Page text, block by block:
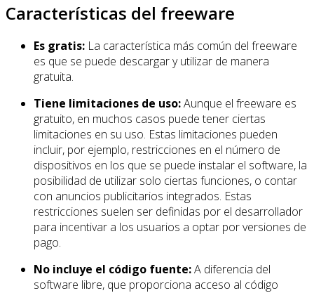
Características del freeware
Es gratis: La característica más común del freeware
es que se puede descargar y utilizar de manera
gratuita.
Tiene limitaciones de uso:Aunque el freeware es
gratuito, en muchos casos puede tener ciertas
limitaciones en su uso. Estas limitaciones pueden
incluir, por ejemplo, restricciones en el número de
dispositivos en los que se puede instalar el software, la
posibilidad de utilizar solo ciertas funciones, o contar
con anuncios publicitarios integrados. Estas
restricciones suelen ser definidas por el desarrollador
para incentivar a los usuarios a optar por versiones de
pago.
No incluye el código fuente:A diferencia del
software libre, que proporciona acceso al código